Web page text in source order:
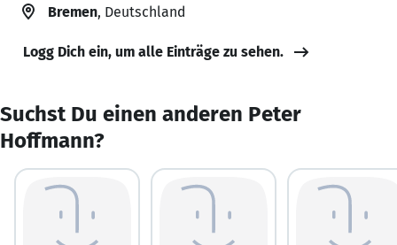
Bremen, Deutschland
Logg Dich ein, um alle Einträge zu sehen.
Suchst Du einen anderen Peter
Hoffmann?